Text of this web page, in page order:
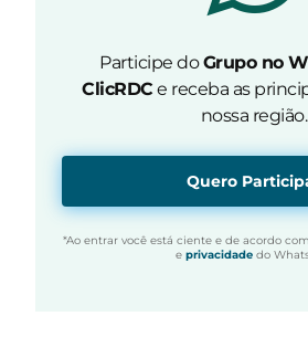
Participe doGrupo no
ClicRDC e receba as
nossa região.
Quero
*Ao entrar você está ciente e de acordo
e privacidadedo